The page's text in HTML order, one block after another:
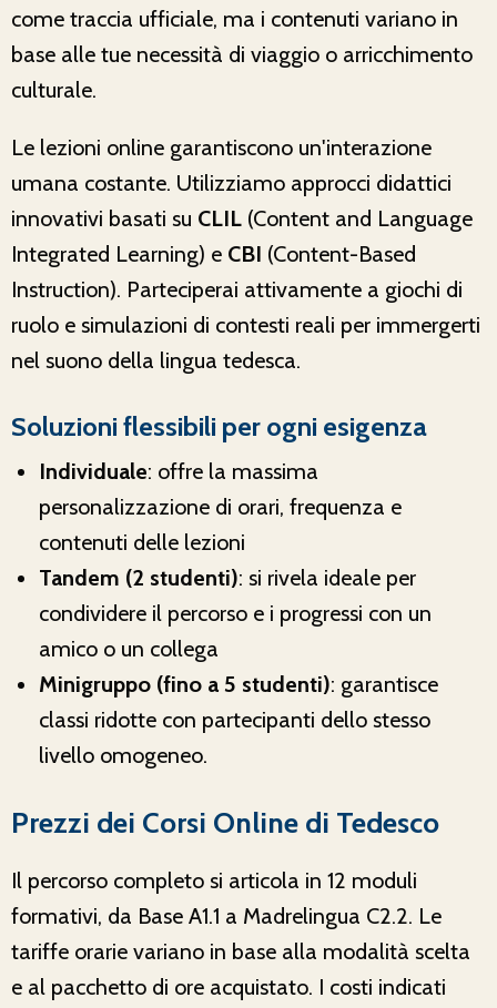
come traccia ufficiale, ma i contenuti variano in
base alle tue necessità di viaggio o arricchimento
culturale.
Le lezioni online garantiscono un'interazione
umana costante. Utilizziamo approcci didattici
innovativi basati su CLIL (Content and Language
Integrated Learning) e CBI (Content-Based
Instruction). Parteciperai attivamente a giochi di
ruolo e simulazioni di contesti reali per immergerti
nel suono della lingua tedesca.
Soluzioni flessibili per ogni esigenza
Individuale: offre la massima
personalizzazione di orari, frequenza e
contenuti delle lezioni
Tandem (2 studenti): si rivela ideale per
condividere il percorso e i progressi con un
amico o un collega
Minigruppo (fino a 5 studenti): garantisce
classi ridotte con partecipanti dello stesso
livello omogeneo.
Prezzi dei Corsi Online di Tedesco
Il percorso completo si articola in 12 moduli
formativi, da Base A1.1 a Madrelingua C2.2. Le
tariffe orarie variano in base alla modalità scelta
e al pacchetto di ore acquistato. I costi indicati